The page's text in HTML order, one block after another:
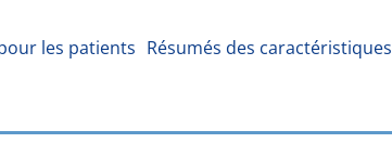
les patients Résumés des caractéristiques